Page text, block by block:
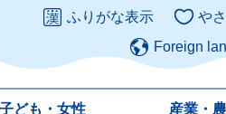
ふりがな表示 や
Foreign
子ども・女性
産業・